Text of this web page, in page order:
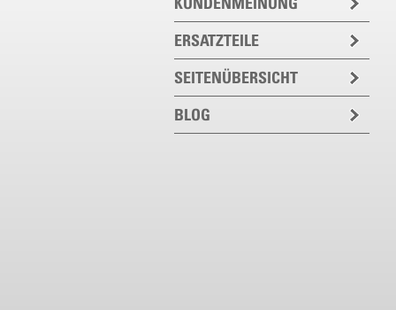
ERSATZTEILE
SEITENÜBERSICHT
BLOG